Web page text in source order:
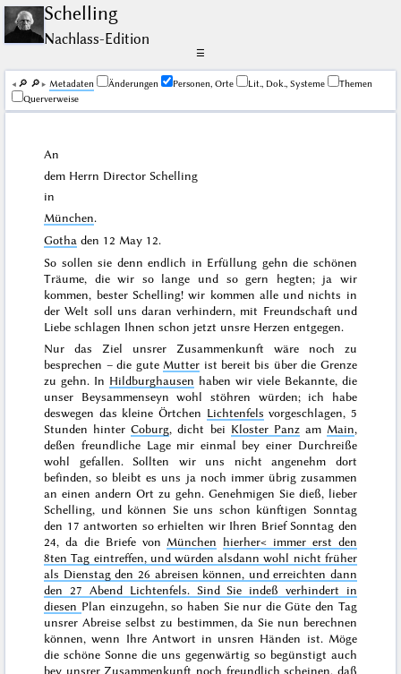
Schelling
Nachlass-Edition
☰
🔎︎ 🔎︎ Me­ta­da­ten Änderungen Personen, Orte Lit., Dok., Systeme
Themen
Querverweise
An
dem Herrn Director Schelling
in
München.
Gotha den 12 May 12.
So sollen sie denn endlich in Erfüllung gehn die schönen
Träume, die wir so lange und so gern hegten; ja wir
kommen, bester Schelling! wir kommen alle und nichts in
der Welt soll uns daran verhindern, mit Freundschaft und
Liebe schlagen Ihnen schon jetzt unsre Herzen entgegen.
Nur das Ziel unsrer Zusammenkunft wäre noch zu
besprechen – die gute Mutter ist bereit bis über die Grenze
zu gehn. In Hildburghausen haben wir viele Bekannte, die
unser Beysammenseyn wohl stöhren würden; ich habe
deswegen das kleine Örtchen Lichtenfels vorgeschlagen, 5
Stunden hinterCoburg, dicht bei Kloster Panzam Main,
deßen freundliche Lage mir einmal bey einer Durchreiße
wohl gefallen. Sollten wir uns nicht angenehm dort
befinden, so bleibt es uns ja noch immer übrig zusammen
an einen andern Ort zu gehn. Genehmigen Sie dieß, lieber
Schelling, und können Sie uns schon künftigen Sonntag
den 17 antworten so erhielten wir Ihren Brief Sonntag den
24, da die Briefe von München hierher< immer erst den
8ten Tag eintreffen, und würden alsdann wohl nicht früher
als Dienstag den 26 abreisen können, und erreichten dann
den 27 Abend Lichtenfels. Sind Sie indeß verhindert in
diesen Plan einzugehn, so haben Sie nur die Güte den Tag
unsrer Abreise selbst zu bestimmen, da Sie nun berechnen
können, wenn Ihre Antwort in unsren Händen ist. Möge
die schöne Sonne die uns gegenwärtig so begünstigt auch
bey unsrer Zusammenkunft noch freundlich scheinen, daß